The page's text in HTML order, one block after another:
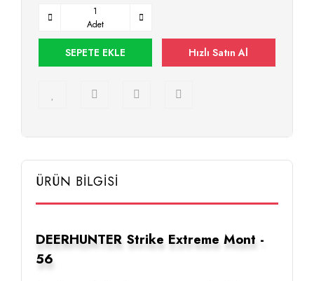
Adet
SEPETE EKLE Hızlı Satın Al
ÜRÜN BİLGİSİ
DEERHUNTER Strike Extreme Mont -
56